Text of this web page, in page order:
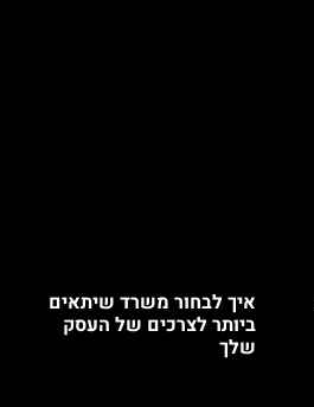
איך לבחור משרד שיתאים
ביותר לצרכים של העסק
שלך